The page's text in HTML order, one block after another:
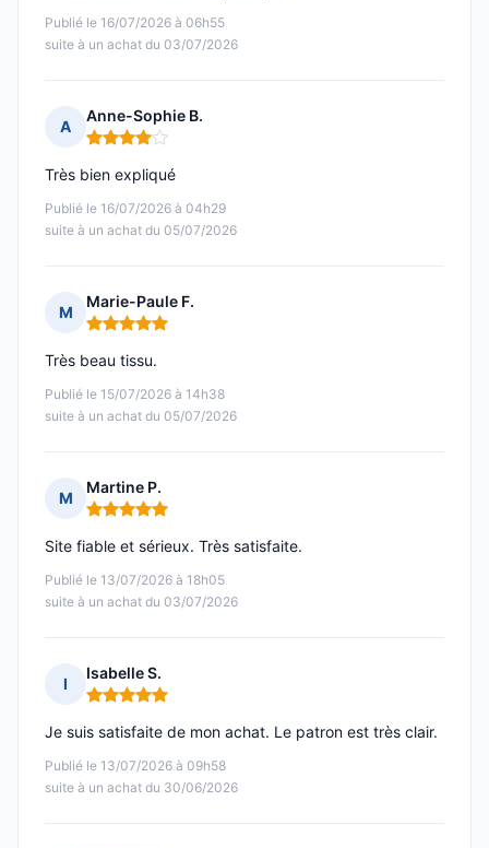
Publié le 16/07/2026 à 06h55
suite à un achat du 03/07/2026
A
Anne-Sophie B.
Note : 4 sur 5
Publié le 16/07/2026 à 04h29
suite à un achat du 05/07/2026
Très bien expliqué
M
Marie-Paule F.
Note : 5 sur 5
Publié le 15/07/2026 à 14h38
suite à un achat du 05/07/2026
Très beau tissu.
M
Martine P.
Note : 5 sur 5
Publié le 13/07/2026 à 18h05
suite à un achat du 03/07/2026
Site fiable et sérieux. Très satisfaite.
I
Isabelle S.
Note : 5 sur 5
Publié le 13/07/2026 à 09h58
suite à un achat du 30/06/2026
Je suis satisfaite de mon achat. Le patron est très clair.